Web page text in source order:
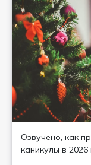
Озвучено, как
каникулы в 2026